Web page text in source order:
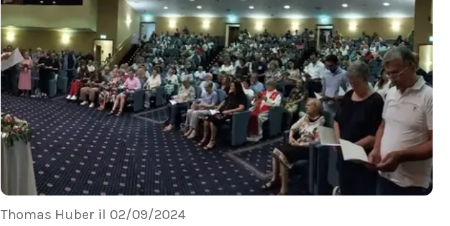
Thomas Huber il 02/09/2024